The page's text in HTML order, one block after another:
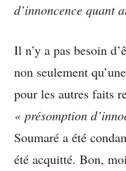
d’innoncence quant
Il n’y a pas besoin
non seulement
pour les autres faits
« présomption
Soumaré a été
été acquitté. Bon,